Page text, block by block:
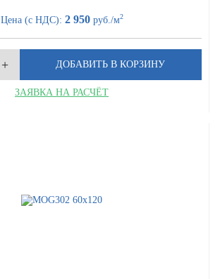
Цена (с НДС): 2 950руб./м2
ЗАЯВКА НА РАСЧЁТ